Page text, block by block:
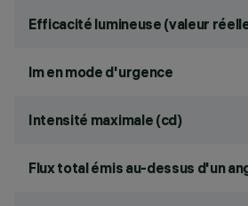
Efficacité lumineuse (valeur
lm en mode d'urgence
Intensité maximale (cd)
Flux total émis au-dessus d'un